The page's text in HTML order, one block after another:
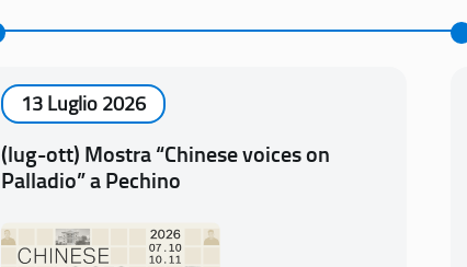
13 Luglio 2026
(lug-ott) Mostra “Chinese voices on
Palladio” a Pechino